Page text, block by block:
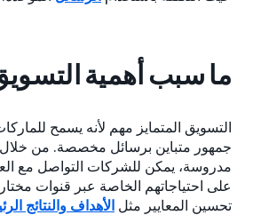
ما سبب أهمية
التسويق المتمايز مهم لأنه يسمح
جمهور متباين برسائل مخصصة. من خلال
مدروسة، يمكن للشركات التواصل مع
على احتياجاتهم الخاصة عبر قنوات
تحسين المعايير مثل الأهداف والنتائج